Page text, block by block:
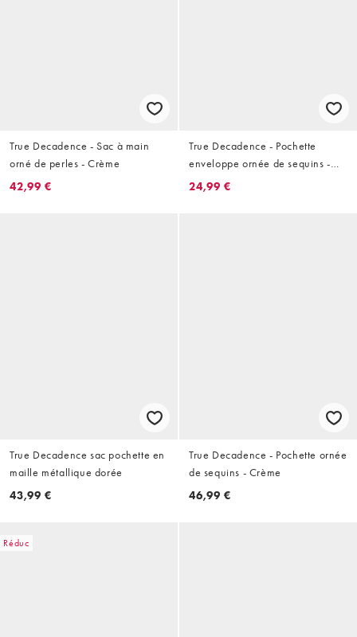
True Decadence - Sac à main
orné de perles - Crème
42,99 €
True Decadence - Pochette
enveloppe ornée de sequins -
Bordeaux
24,99 €
True Decadence sac pochette en
maille métallique dorée
43,99 €
True Decadence - Pochette ornée
de sequins - Crème
46,99 €
Réduc